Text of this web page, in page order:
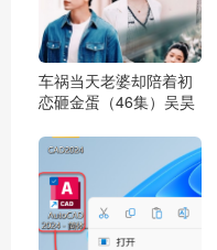
车祸当天老婆却陪着初
恋砸金蛋（46集）吴昊